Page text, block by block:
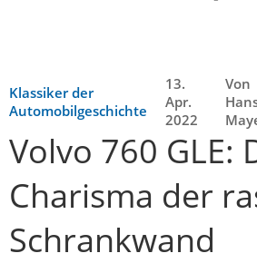
Klassiker der
Automobilgeschichte
13.
Apr.
2022
Von
Volvo 760 GLE:
Charisma der
Schrankwand